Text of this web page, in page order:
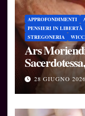
APPROFONDIMENTI
PENSIERI IN LIBERTÀ
STREGONERIA
Ars
Soglie
28 GIUGNO 2026